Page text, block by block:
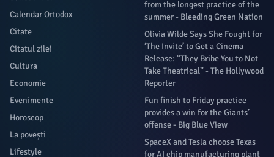
Calendar Ortodox
Citate
Citatul zilei
Cultura
Economie
Evenimente
Horoscop
La povești
Lifestyle
from the longest practice of the
summer - Bleeding Green Nation
Olivia Wilde Says She Fought for
‘The Invite’ to Get a Cinema
Release: “They Bribe You to Not
Take Theatrical” - The Hollywood
Reporter
Fun finish to Friday practice
provides a win for the Giants’
offense - Big Blue View
SpaceX and Tesla choose Texas
for AI chip manufacturing plant